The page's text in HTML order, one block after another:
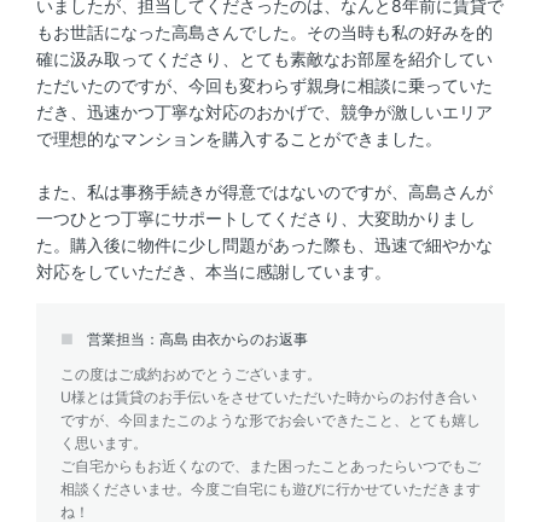
いましたが、担当してくださったのは、なんと8年前に賃貸で
もお世話になった高島さんでした。その当時も私の好みを的
確に汲み取ってくださり、とても素敵なお部屋を紹介してい
ただいたのですが、今回も変わらず親身に相談に乗っていた
だき、迅速かつ丁寧な対応のおかげで、競争が激しいエリア
で理想的なマンションを購入することができました。
また、私は事務手続きが得意ではないのですが、高島さんが
一つひとつ丁寧にサポートしてくださり、大変助かりまし
た。購入後に物件に少し問題があった際も、迅速で細やかな
対応をしていただき、本当に感謝しています。
営業担当：高島 由衣からのお返事
この度はご成約おめでとうございます。
U様とは賃貸のお手伝いをさせていただいた時からのお付き合い
ですが、今回またこのような形でお会いできたこと、とても嬉し
く思います。
ご自宅からもお近くなので、また困ったことあったらいつでもご
相談くださいませ。今度ご自宅にも遊びに行かせていただきます
ね！